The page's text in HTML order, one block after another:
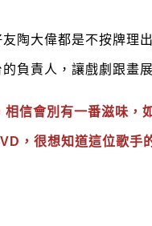
陶大偉都是不按牌
負責人，讓戲劇跟畫
信會別有一番滋味，
，很想知道這位歌手